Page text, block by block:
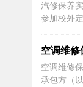
划开窗布
汽修保养
参加校外
业，原来
来到了
我根本不
作是怎么
空调维修
空调维修
承包方（